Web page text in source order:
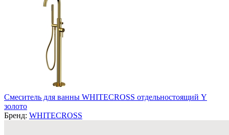
Смеситель для ванны WHITECROSS отдельностоящий Y
золото
Бренд: WHITECROSS